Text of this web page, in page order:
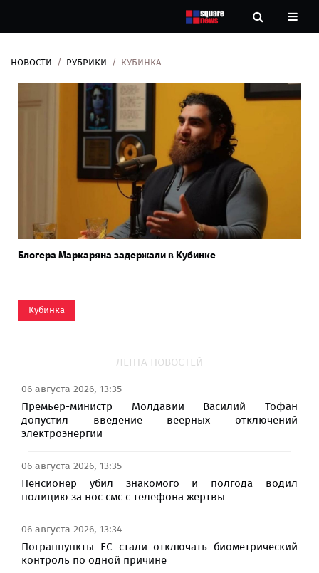
Рубрики
НОВОСТИ РУБРИКИ КУБИНКА
Блогера Маркаряна задержали в Кубинке
Кубинка
ЛЕНТА НОВОСТЕЙ
06 августа 2026, 13:35
Премьер-министр Молдавии Василий Тофан
допустил введение веерных отключений
электроэнергии
06 августа 2026, 13:35
Пенсионер убил знакомого и полгода водил
полицию за нос смс с телефона жертвы
06 августа 2026, 13:34
Погранпункты ЕС стали отключать биометрический
контроль по одной причине